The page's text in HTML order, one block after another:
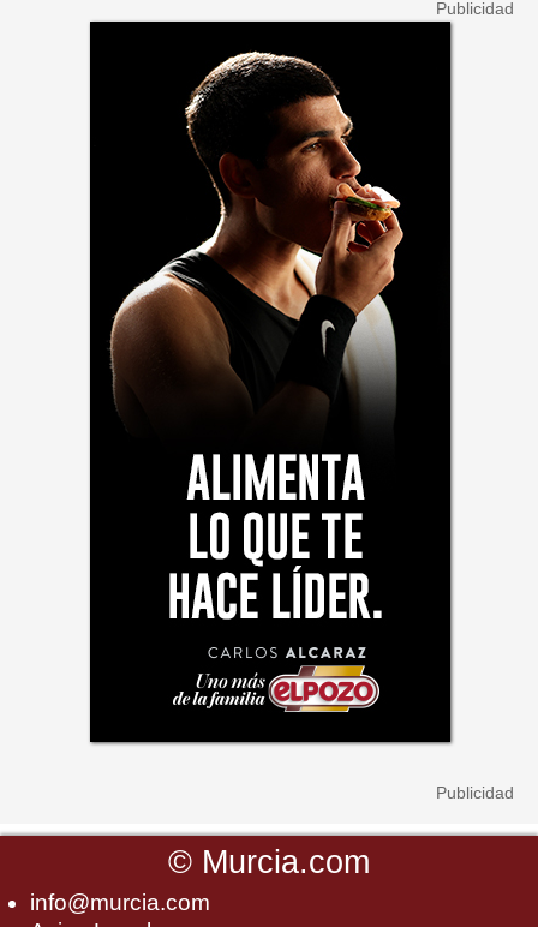
© Murcia.com
info@murcia.com